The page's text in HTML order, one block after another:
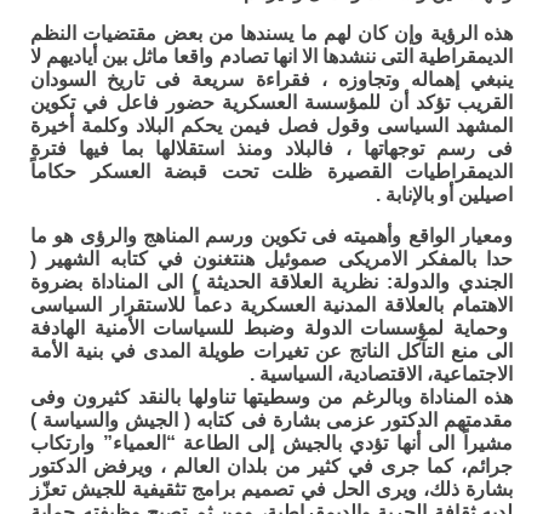
هذه الرؤية وإن كان لهم ما يسندها من بعض مقتضيات النظم
الديمقراطية التى ننشدها الا انها تصادم واقعا ماثل بين أياديهم لا
ينبغي إهماله وتجاوزه ، فقراءة سريعة فى تاريخ السودان
القريب تؤكد أن للمؤسسة العسكرية حضور فاعل في تكوين
المشهد السياسى وقول فصل فيمن يحكم البلاد وكلمة أخيرة
فى رسم توجهاتها ، فالبلاد ومنذ استقلالها بما فيها فترة
الديمقراطيات القصيرة ظلت تحت قبضة العسكر حكاماً
اصيلين أو بالإنابة .
ومعيار الواقع وأهميته فى تكوين ورسم المناهج والرؤى هو ما
حدا بالمفكر الامريكى صموئيل هنتغنون في كتابه الشهير (
الجندي والدولة: نظرية العلاقة الحديثة ) الى المناداة بضروة
الاهتمام بالعلاقة المدنية العسكرية دعماً للاستقرار السياسى
وحماية لمؤسسات الدولة وضبط للسياسات الأمنية الهادفة
الى منع التآكل الناتج عن تغيرات طويلة المدى في بنية الأمة
الاجتماعية، الاقتصادية، السياسية .
هذه المناداة وبالرغم من وسطيتها تناولها بالنقد كثيرون وفى
مقدمتهم الدكتور عزمى بشارة فى كتابه ( الجيش والسياسة )
مشيراً الى أنها تؤدي بالجيش إلى الطاعة “العمياء” وارتكاب
جرائم، كما جرى في كثير من بلدان العالم ، ويرفض الدكتور
بشارة ذلك، ويرى الحل في تصميم برامج تثقيفية للجيش تعزّز